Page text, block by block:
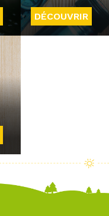
DÉCOUVRIR